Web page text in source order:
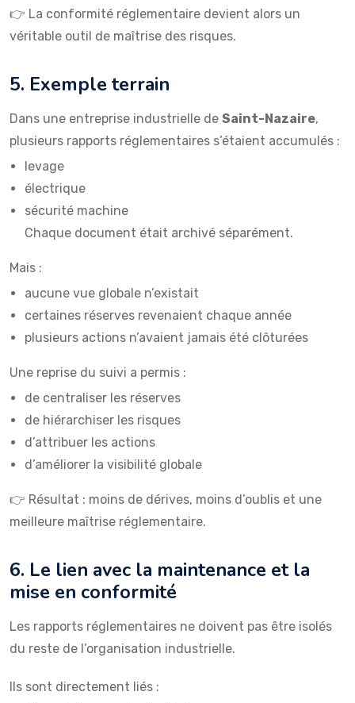
👉 La conformité réglementaire devient alors un
véritable outil de maîtrise des risques.
5. Exemple terrain
Dans une entreprise industrielle de Saint-Nazaire,
plusieurs rapports réglementaires s’étaient accumulés :
levage
électrique
sécurité machine
Chaque document était archivé séparément.
Mais :
aucune vue globale n’existait
certaines réserves revenaient chaque année
plusieurs actions n’avaient jamais été clôturées
Une reprise du suivi a permis :
de centraliser les réserves
de hiérarchiser les risques
d’attribuer les actions
d’améliorer la visibilité globale
👉 Résultat : moins de dérives, moins d’oublis et une
meilleure maîtrise réglementaire.
6. Le lien avec la maintenance et la
mise en conformité
Les rapports réglementaires ne doivent pas être isolés
du reste de l’organisation industrielle.
Ils sont directement liés :